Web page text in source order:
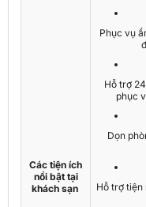
Các tiện ích
nổi bật tại
khách sạn
Phục vụ
Hỗ trợ
phục
Dọn
Hỗ trợ tiện